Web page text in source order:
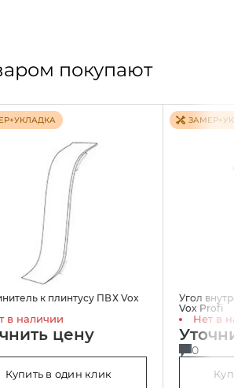
покупают
к плинтусу ПВХ Vox
в наличии
цену
Купить в один клик
Угол
Vox Profi
Нет в
0